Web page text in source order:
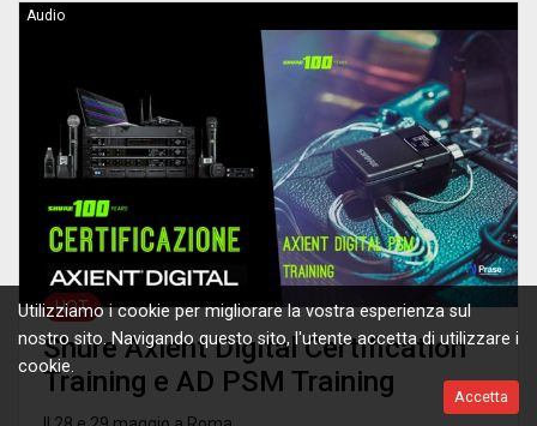
Utilizziamo i cookie per migliorare la vostra esperienza sul
nostro sito. Navigando questo sito, l'utente accetta di utilizzare i
cookie.
Accetta
Audio
HOT
Shure Axient Digital Certification
Training e AD PSM Training